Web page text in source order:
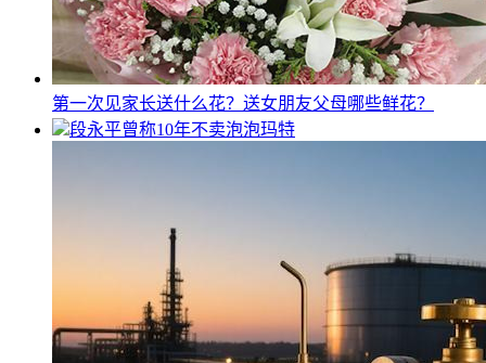
第一次见家长送什么花？送女朋友父母哪些鲜花？
段永平曾称10年不卖泡泡玛特